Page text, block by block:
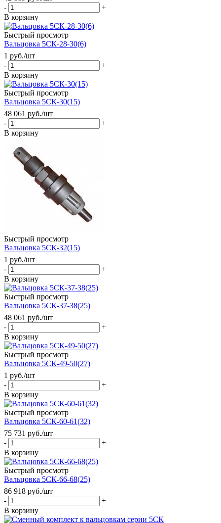
-
+
В корзину
Быстрый просмотр
Вальцовка 5СК-28-30(6)
1 руб./шт
-
+
В корзину
Быстрый просмотр
Вальцовка 5СК-30(15)
48 061 руб./шт
-
+
В корзину
Быстрый просмотр
Вальцовка 5СК-32(15)
1 руб./шт
-
+
В корзину
Быстрый просмотр
Вальцовка 5СК-37-38(25)
48 061 руб./шт
-
+
В корзину
Быстрый просмотр
Вальцовка 5СК-49-50(27)
1 руб./шт
-
+
В корзину
Быстрый просмотр
Вальцовка 5СК-60-61(32)
75 731 руб./шт
-
+
В корзину
Быстрый просмотр
Вальцовка 5СК-66-68(25)
86 918 руб./шт
-
+
В корзину